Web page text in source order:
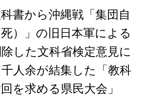
書から沖縄戦「集団自
）」の旧日本軍による
した文科省検定意見に
人余が結集した「教科
を求める県民大会」